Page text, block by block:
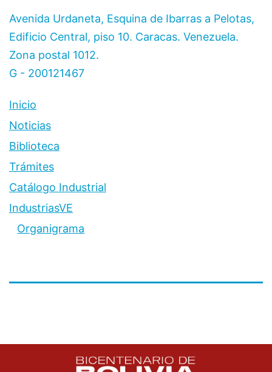
Avenida Urdaneta, Esquina de Ibarras a Pelotas,
Edificio Central, piso 10. Caracas. Venezuela.
Zona postal 1012.
G - 200121467
Inicio
Noticias
Biblioteca
Trámites
Catálogo Industrial
IndustriasVE
Organigrama